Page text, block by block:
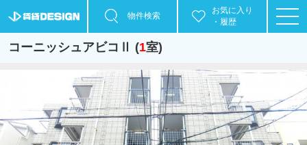
物件検索
お気に入り
・履歴
コーニッシュアビコⅡ (1室)